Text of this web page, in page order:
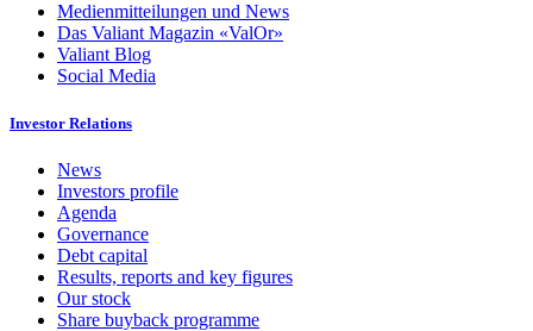
Medienmitteilungen und News
Das Valiant Magazin «ValOr»
Valiant Blog
Social Media
Investor Relations
News
Investors profile
Agenda
Governance
Debt capital
Results, reports and key figures
Our stock
Share buyback programme